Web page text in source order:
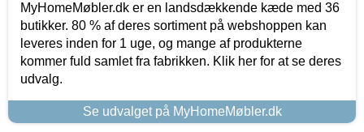
MyHomeMøbler.dk er en landsdækkende kæde med 36
butikker. 80 % af deres sortiment på webshoppen kan
leveres inden for 1 uge, og mange af produkterne
kommer fuld samlet fra fabrikken. Klik her for at se deres
udvalg.
Se udvalget på MyHomeMøbler.dk